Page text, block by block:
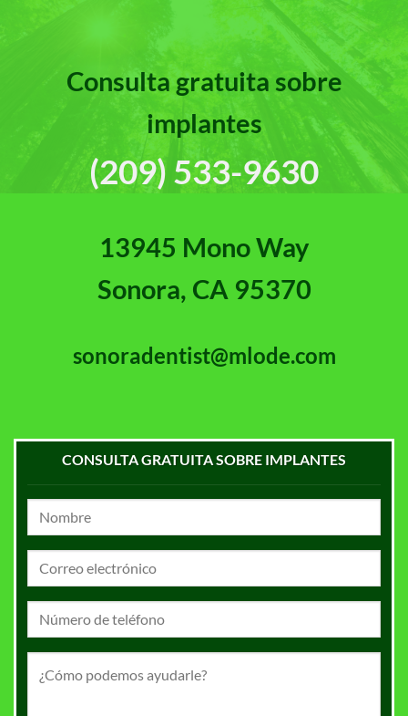
Consulta gratuita sobre
implantes
(209) 533-9630
13945 Mono Way
Sonora, CA 95370
sonoradentist@mlode.com
CONSULTA GRATUITA SOBRE IMPLANTES